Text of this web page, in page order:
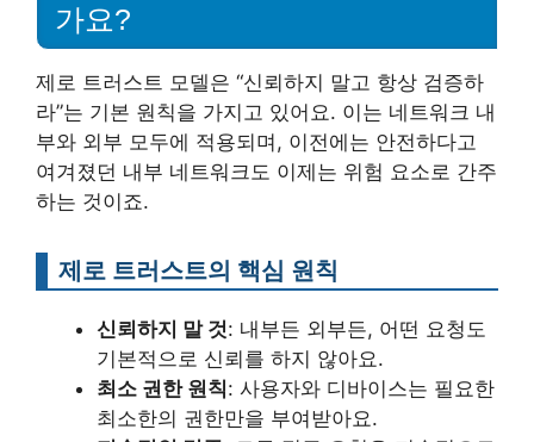
가요?
제로 트러스트 모델은 “신뢰하지 말고 항상 검증하
라”는 기본 원칙을 가지고 있어요. 이는 네트워크 내
부와 외부 모두에 적용되며, 이전에는 안전하다고
여겨졌던 내부 네트워크도 이제는 위험 요소로 간주
하는 것이죠.
제로 트러스트의 핵심 원칙
신뢰하지 말 것: 내부든 외부든, 어떤 요청도
기본적으로 신뢰를 하지 않아요.
최소 권한 원칙: 사용자와 디바이스는 필요한
최소한의 권한만을 부여받아요.